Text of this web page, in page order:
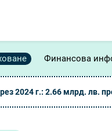
Финансова
2024 г.: 2.66 млрд. лв.